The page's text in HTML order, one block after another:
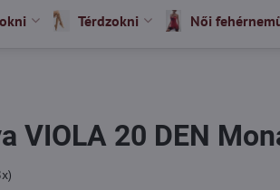
Térdzokni Női
VIOLA 20 DEN
x)